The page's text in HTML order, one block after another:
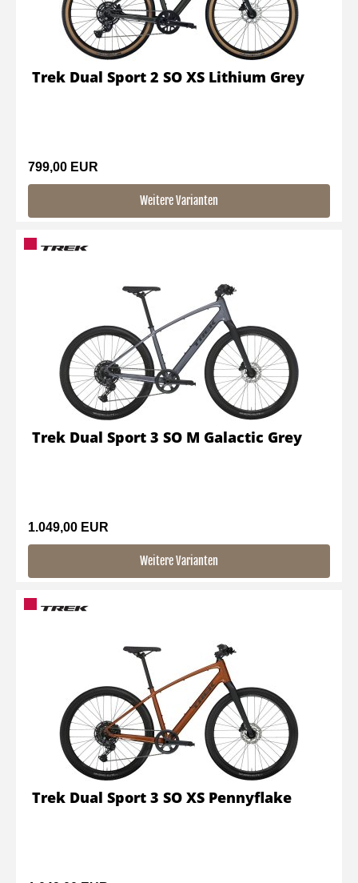
799,00 EUR
Weitere Varianten
Trek Dual Sport 2 SO XS Lithium Grey
1.049,00 EUR
Weitere Varianten
Trek Dual Sport 3 SO M Galactic Grey
Trek Dual Sport 3 SO XS Pennyflake